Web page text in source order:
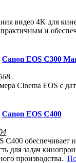
видео 4K для
и
Canon EOS C300
Cinema EOS с
Canon EOS C400
C400 обеспечивает
для задач
производства.